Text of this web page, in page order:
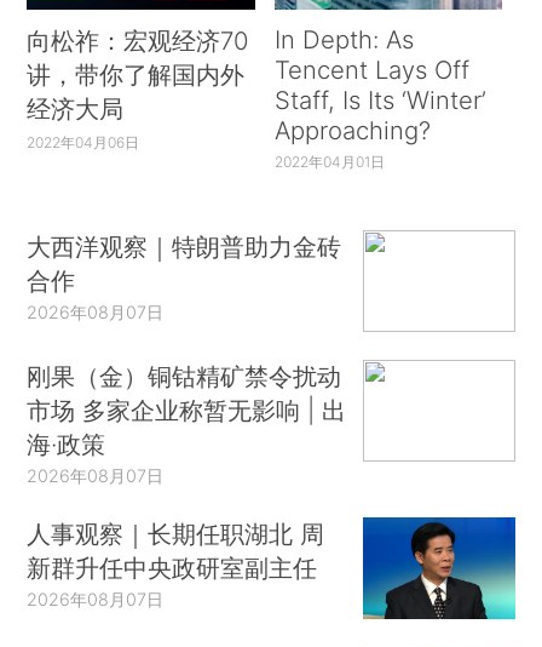
向松祚：宏观经济70
讲，带你了解国内外
经济大局
2022年04月06日
In Depth: As
Tencent Lays Off
Staff, Is Its ‘Winter’
Approaching?
2022年04月01日
大西洋观察｜特朗普助力金砖
合作
2026年08月07日
刚果（金）铜钴精矿禁令扰动
市场 多家企业称暂无影响 | 出
海·政策
2026年08月07日
人事观察｜长期任职湖北 周
新群升任中央政研室副主任
2026年08月07日